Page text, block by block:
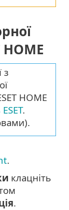
HOME
з
HOME
.
.
клацніть
.